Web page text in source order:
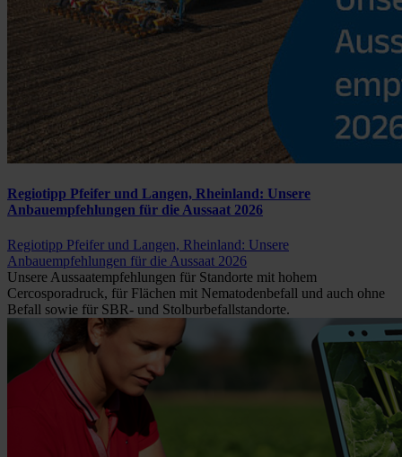
Regiotipp Pfeifer und Langen, Rheinland: Unsere
Anbauempfehlungen für die Aussaat 2026
Regiotipp Pfeifer und Langen, Rheinland: Unsere
Anbauempfehlungen für die Aussaat 2026
Unsere Aussaatempfehlungen für Standorte mit hohem
Cercosporadruck, für Flächen mit Nematodenbefall und auch ohne
Befall sowie für SBR- und Stolburbefallstandorte.